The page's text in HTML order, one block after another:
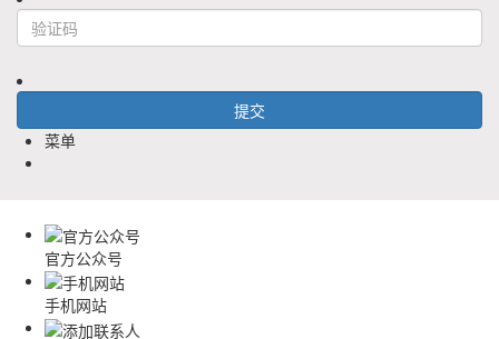
菜单
官方公众号
手机网站